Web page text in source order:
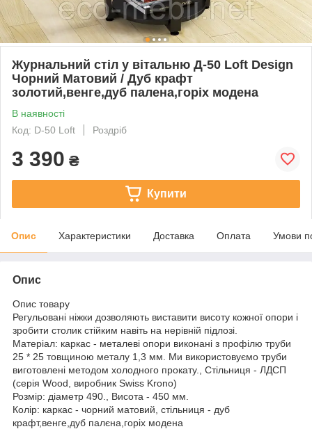
Журнальний стіл у вітальню Д-50 Loft Design
Чорний Матовий / Дуб крафт
золотий,венге,дуб палена,горіх модена
В наявності
Код: D-50 Loft
Роздріб
3 390 ₴
Купити
Опис Характеристики Доставка Оплата Умови
Опис
Опис товару
Регульовані ніжки дозволяють виставити висоту кожної опори і
зробити столик стійким навіть на нерівній підлозі.
Матеріал: каркас - металеві опори виконані з профілю труби
25 * 25 товщиною металу 1,3 мм. Ми використовуємо труби
виготовлені методом холодного прокату., Стільниця - ЛДСП
(серія Wood, виробник Swiss Krono)
Розмір: діаметр 490., Висота - 450 мм.
Колір: каркас - чорний матовий, стільниця - дуб
крафт,венге,дуб палєна,горіх модена